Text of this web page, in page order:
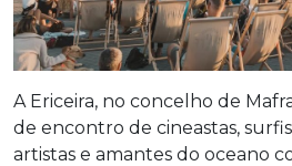
A Ericeira, no concelho de
de encontro de cineastas,
artistas e amantes do oceano